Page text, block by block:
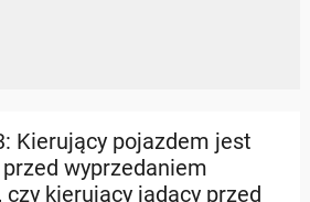
Kierujący pojazdem jest
wyprzedaniem
czy kierujący jadący przed